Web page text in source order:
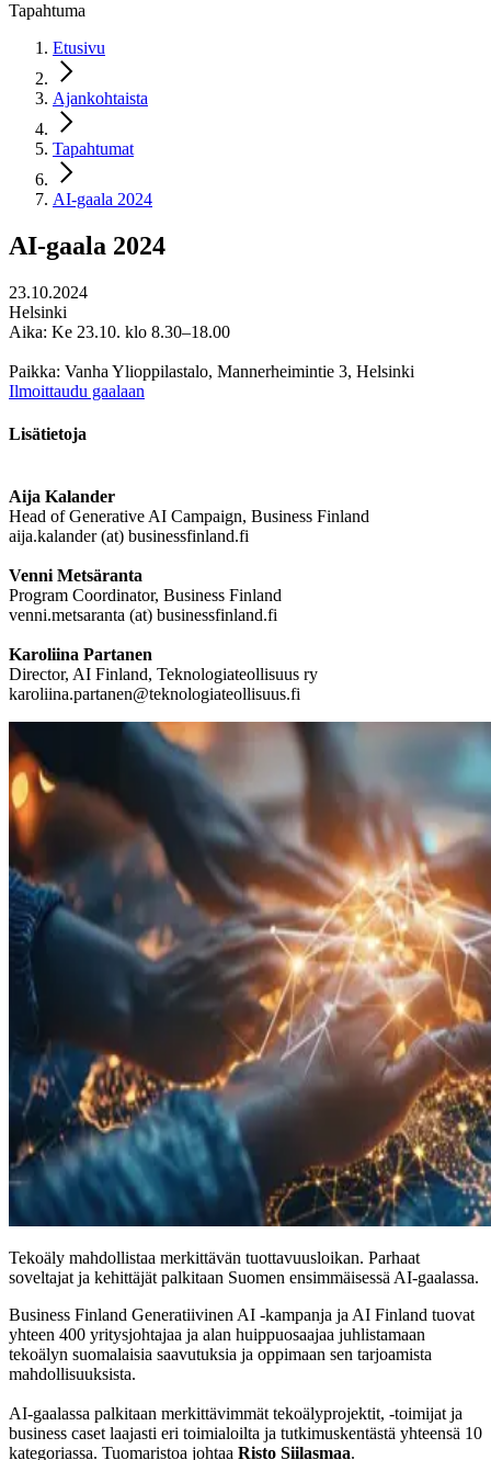
Tapahtuma
Etusivu
Ajankohtaista
Tapahtumat
AI-gaala 2024
AI-gaala 2024
23.10.2024
Helsinki
Aika: Ke 23.10. klo 8.30–18.00
Paikka: Vanha Ylioppilastalo, Mannerheimintie 3, Helsinki
Ilmoittaudu gaalaan
Lisätietoja
Aija Kalander
Head of Generative AI Campaign, Business Finland
aija.kalander (at) businessfinland.fi
Venni Metsäranta
Program Coordinator, Business Finland
venni.metsaranta (at) businessfinland.fi
Karoliina Partanen
Director, AI Finland, Teknologiateollisuus ry
karoliina.partanen@teknologiateollisuus.fi
Tekoäly mahdollistaa merkittävän tuottavuusloikan. Parhaat
soveltajat ja kehittäjät palkitaan Suomen ensimmäisessä AI-gaalassa.
Business Finland Generatiivinen AI -kampanja ja AI Finland tuovat
yhteen 400 yritysjohtajaa ja alan huippuosaajaa juhlistamaan
tekoälyn suomalaisia saavutuksia ja oppimaan sen tarjoamista
mahdollisuuksista.​
AI-gaalassa palkitaan merkittävimmät tekoälyprojektit, -toimijat ja
business caset laajasti eri toimialoilta ja tutkimuskentästä yhteensä 10
kategoriassa. Tuomaristoa johtaa Risto Siilasmaa.